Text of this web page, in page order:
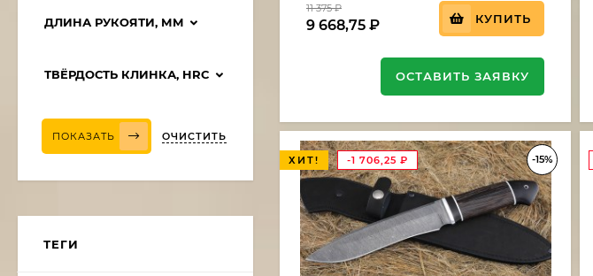
11 375₽
9 668,75 ₽ КУПИТЬ
ОСТАВИТЬ ЗАЯВКУ
-15%
ХИТ! -1 706,25 ₽
ДЛИНА РУКОЯТИ, ММ
ТВЁРДОСТЬ КЛИНКА, HRC
ПОКАЗАТЬ ОЧИСТИТЬ
ТЕГИ